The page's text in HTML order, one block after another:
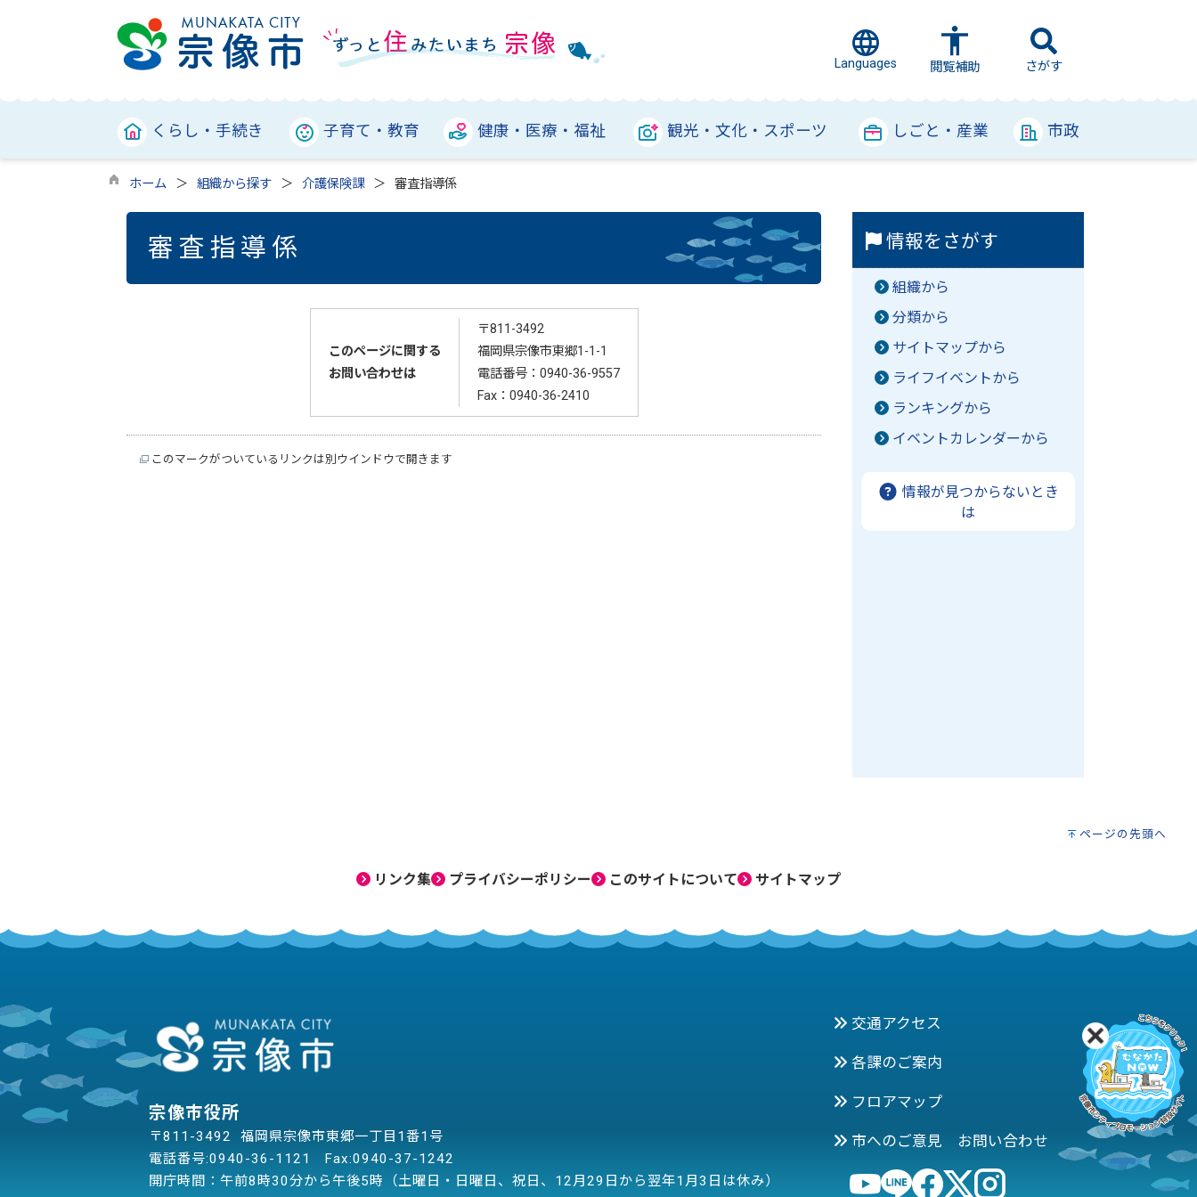
Languages 閲覧補助 さがす
くらし・手続き 子育て・教育 健康・医療・福祉 観光・文化・スポーツ しごと・産業 市政
ホーム 組織から探す 介護保険課 審査指導係
審査指導係
このページに関する
お問い合わせは
〒811-3492
福岡県宗像市東郷1-1-1
電話番号：0940-36-9557
Fax：0940-36-2410
このマークがついているリンクは別ウインドウで開きます
情報をさがす
組織から
分類から
サイトマップから
ライフイベントから
ランキングから
イベントカレンダーから
情報が見つからないとき
は
ページの先頭へ
リンク集 プライバシーポリシー このサイトについて サイトマップ
宗像市役所
〒811-3492 福岡県宗像市東郷一丁目1番1号
電話番号:0940-36-1121
Fax:0940-37-1242
開庁時間：午前8時30分から午後5時（土曜日・日曜日、祝日、12月29日から翌年1月3日は休み）
交通アクセス
各課のご案内
フロアマップ
市へのご意見 お問い合わせ